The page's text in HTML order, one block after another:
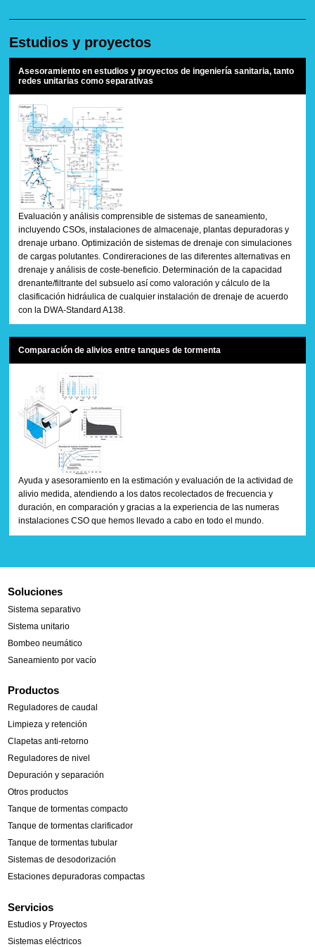
Empresa
Documentación
Obras realizadas
Contacto
Estudios y proyectos
Asesoramiento en estudios y proyectos de ingeniería sanitaria, tanto
redes unitarias como separativas
Evaluación y análisis comprensible de sistemas de saneamiento,
incluyendo CSOs, instalaciones de almacenaje, plantas depuradoras y
drenaje urbano. Optimización de sistemas de drenaje con simulaciones
de cargas polutantes. Condireraciones de las diferentes alternativas en
drenaje y análisis de coste-beneficio. Determinación de la capacidad
drenante/filtrante del subsuelo así como valoración y cálculo de la
clasificación hidráulica de cualquier instalación de drenaje de acuerdo
con la DWA-Standard A138.
Comparación de alivios entre tanques de tormenta
Ayuda y asesoramiento en la estimación y evaluación de la actividad de
alivio medida, atendiendo a los datos recolectados de frecuencia y
duración, en comparación y gracias a la experiencia de las numeras
instalaciones CSO que hemos llevado a cabo en todo el mundo.
Soluciones
Sistema separativo
Sistema unitario
Bombeo neumático
Saneamiento por vacío
Productos
Reguladores de caudal
Limpieza y retención
Clapetas anti-retorno
Reguladores de nivel
Depuración y separación
Otros productos
Tanque de tormentas compacto
Tanque de tormentas clarificador
Tanque de tormentas tubular
Sistemas de desodorización
Estaciones depuradoras compactas
Servicios
Estudios y Proyectos
Sistemas eléctricos